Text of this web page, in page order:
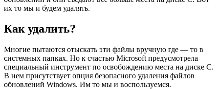
их то мы и будем удалять.
Как удалить?
Многие пытаются отыскать эти файлы вручную где — то в
системных папках. Но к счастью Microsoft предусмотрела
специальный инструмент по освобождению места на диске C.
В нем присутствует опция безопасного удаления файлов
обновлений Windows. Им то мы и воспользуемся.